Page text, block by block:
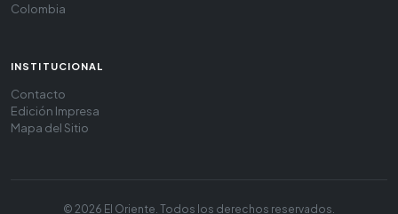
Colombia
INSTITUCIONAL
Contacto
Edición Impresa
Mapa del Sitio
© 2026 El Oriente. Todos los derechos reservados.